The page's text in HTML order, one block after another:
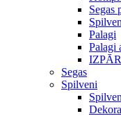
Segas
Palagi
Palagi
Segas
Spilveni